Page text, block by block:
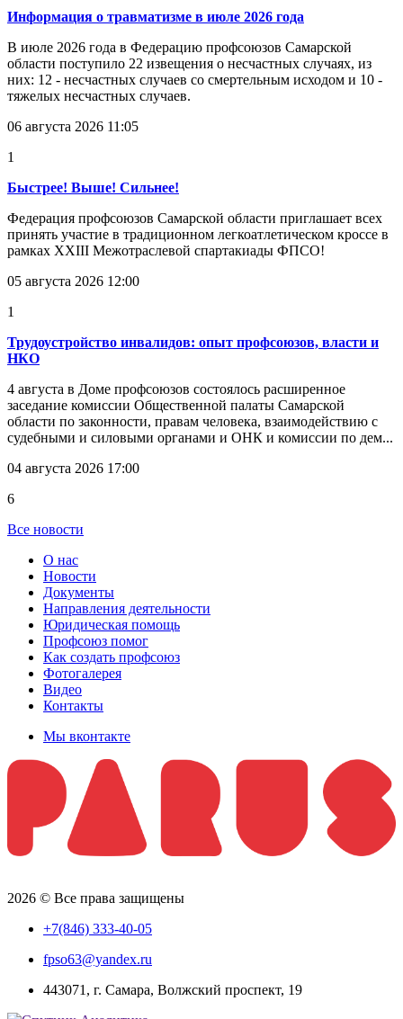
Информация о травматизме в июле 2026 года
В июле 2026 года в Федерацию профсоюзов Самарской
области поступило 22 извещения о несчастных случаях, из
них: 12 - несчастных случаев со смертельным исходом и 10 -
тяжелых несчастных случаев.
06 августа 2026 11:05
1
Быстрее! Выше! Сильнее!
Федерация профсоюзов Самарской области приглашает всех
принять участие в традиционном легкоатлетическом кроссе в
рамках XXIII Межотраслевой спартакиады ФПСО!
05 августа 2026 12:00
1
Трудоустройство инвалидов: опыт профсоюзов, власти и
НКО
4 августа в Доме профсоюзов состоялось расширенное
заседание комиссии Общественной палаты Самарской
области по законности, правам человека, взаимодействию с
судебными и силовыми органами и ОНК и комиссии по дем...
04 августа 2026 17:00
6
Все новости
О нас
Новости
Документы
Направления деятельности
Юридическая помощь
Профсоюз помог
Как создать профсоюз
Фотогалерея
Видео
Контакты
Мы вконтакте
2026 © Все права защищены
+7(846) 333-40-05
fpso63@yandex.ru
443071, г. Самара, Волжский проспект, 19